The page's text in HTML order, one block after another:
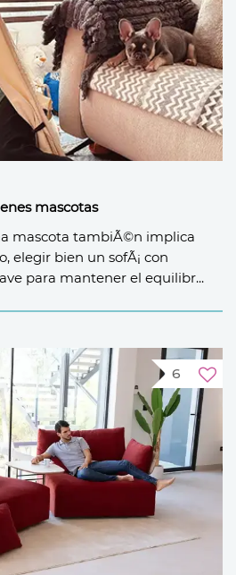
mascotas
mascota tambiÃ©n implica
elegir bien un sofÃ¡ con
para mantener el equilibr...
6